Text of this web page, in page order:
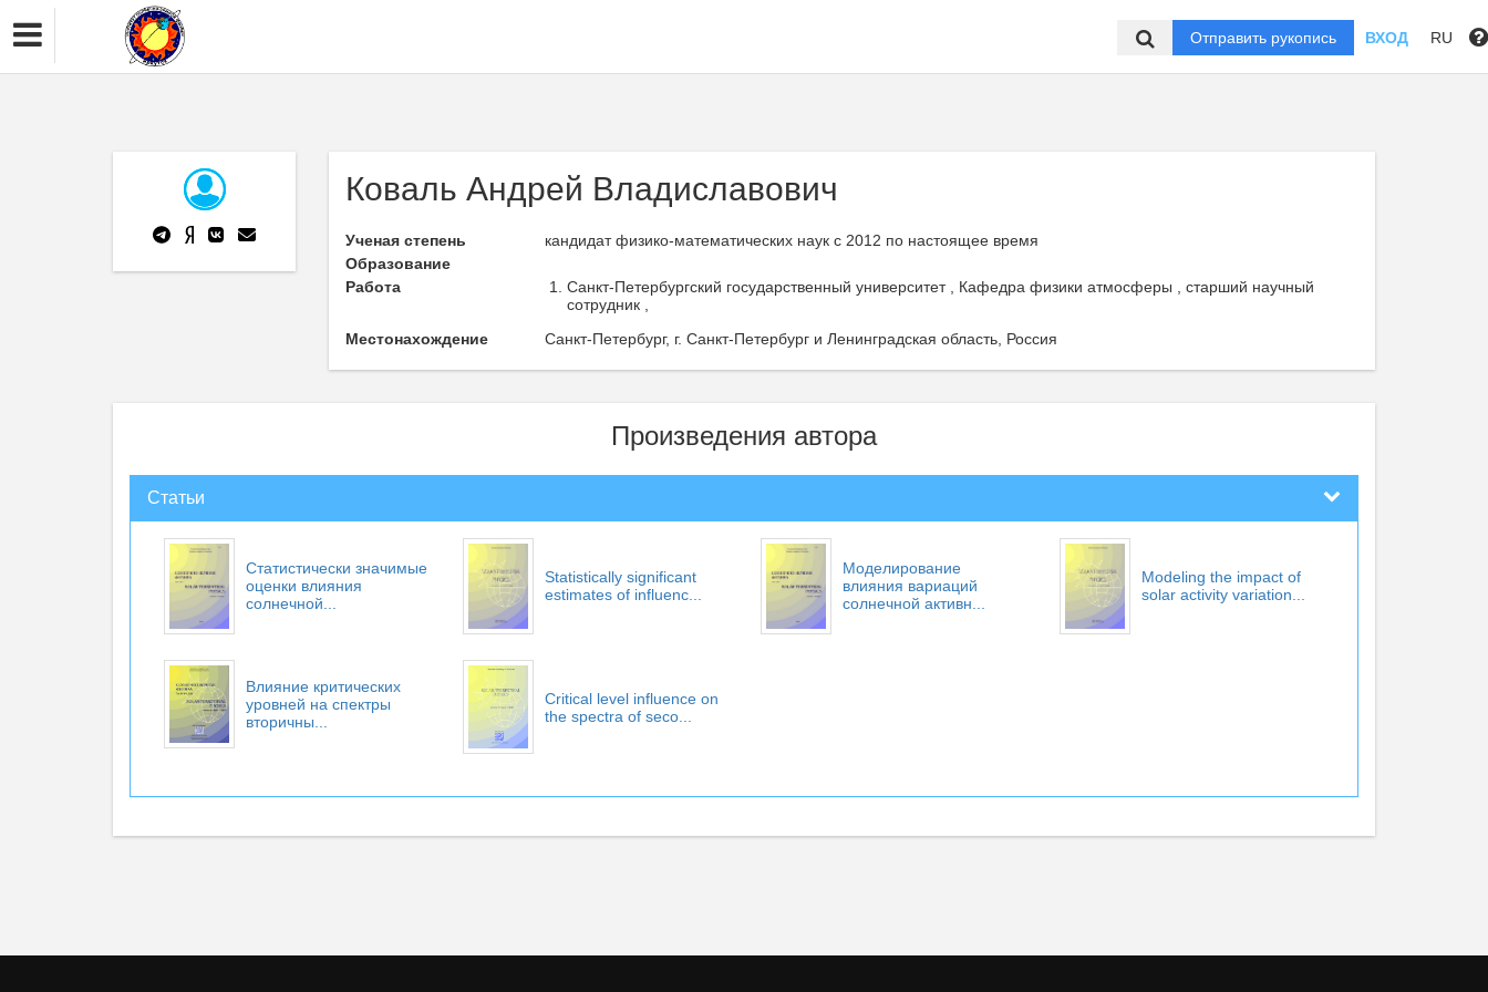
Отправить рукопись ВХОД RU
Коваль Андрей Владиславович
Ученая степень
кандидат физико-математических наук с 2012 по настоящее время
Образование
Работа
Санкт-Петербургский государственный университет , Кафедра физики атмосферы , старший научный
сотрудник ,
Местонахождение
Санкт-Петербург, г. Санкт-Петербург и Ленинградская область, Россия
Произведения автора
Статьи
Статистически значимые
оценки влияния
солнечной...
Statistically significant
estimates of influenc...
Моделирование
влияния вариаций
солнечной активн...
Modeling the impact of
solar activity variation...
Влияние критических
уровней на спектры
вторичны...
Critical level influence on
the spectra of seco...